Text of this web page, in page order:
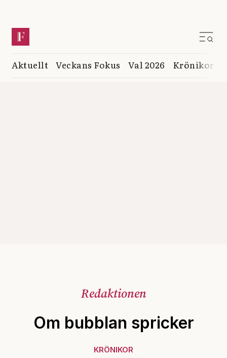
Aktuellt Veckans Fokus Val 2026 Krönikor
Redaktionen
Om bubblan spricker
KRÖNIKOR